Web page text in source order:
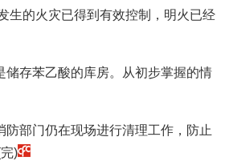
济安金信：中国基金市场
生的火灾已得到有效控制，明火已经
存苯乙酸的库房。从初步掌握的情
部门仍在现场进行清理工作，防止
)